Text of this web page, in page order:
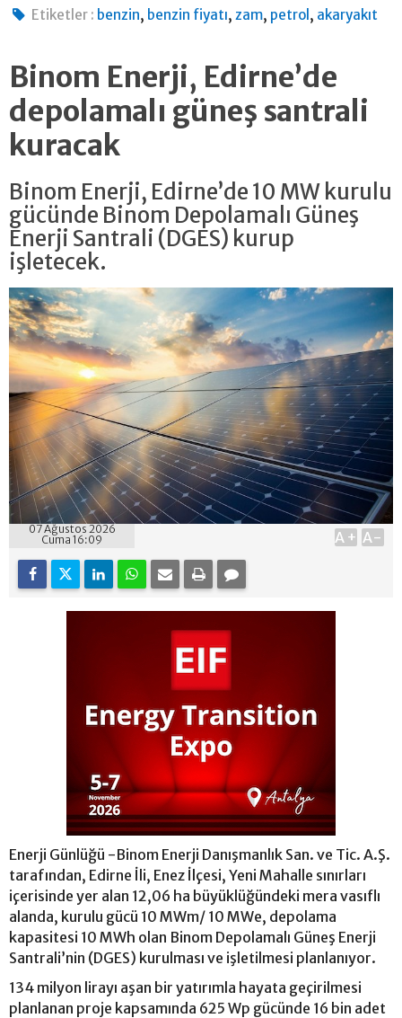
Etiketler : benzin, benzin fiyatı, zam, petrol , akaryakıt
Binom Enerji, Edirne’de
depolamalı güneş santrali
kuracak
Binom Enerji, Edirne’de 10 MW kurulu
gücünde Binom Depolamalı Güneş
Enerji Santrali (DGES) kurup
işletecek.
07 Ağustos 2026
Cuma 16:09
A+ A-
Enerji Günlüğü -Binom Enerji Danışmanlık San. ve Tic. A.Ş.
tarafından, Edirne İli, Enez İlçesi, Yeni Mahalle sınırları
içerisinde yer alan 12,06 ha büyüklüğündeki mera vasıflı
alanda, kurulu gücü 10 MWm/ 10 MWe, depolama
kapasitesi 10 MWh olan Binom Depolamalı Güneş Enerji
Santrali’nin (DGES) kurulması ve işletilmesi planlanıyor.
134 milyon lirayı aşan bir yatırımla hayata geçirilmesi
planlanan proje kapsamında 625 Wp gücünde 16 bin adet